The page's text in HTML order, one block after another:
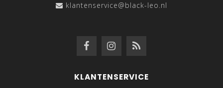
klantenservice@black-leo.nl
KLANTENSERVICE